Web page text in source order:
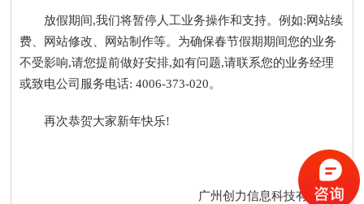
放假期间,我们将暂停人工业务操作和支持。例如:网站续
费、网站修改、网站制作等。为确保春节假期期间您的业务
不受影响,请您提前做好安排,如有问题,请联系您的业务经理
或致电公司服务电话: 4006-373-020。
再次恭贺大家新年快乐!
广州创力信息科技有限公司